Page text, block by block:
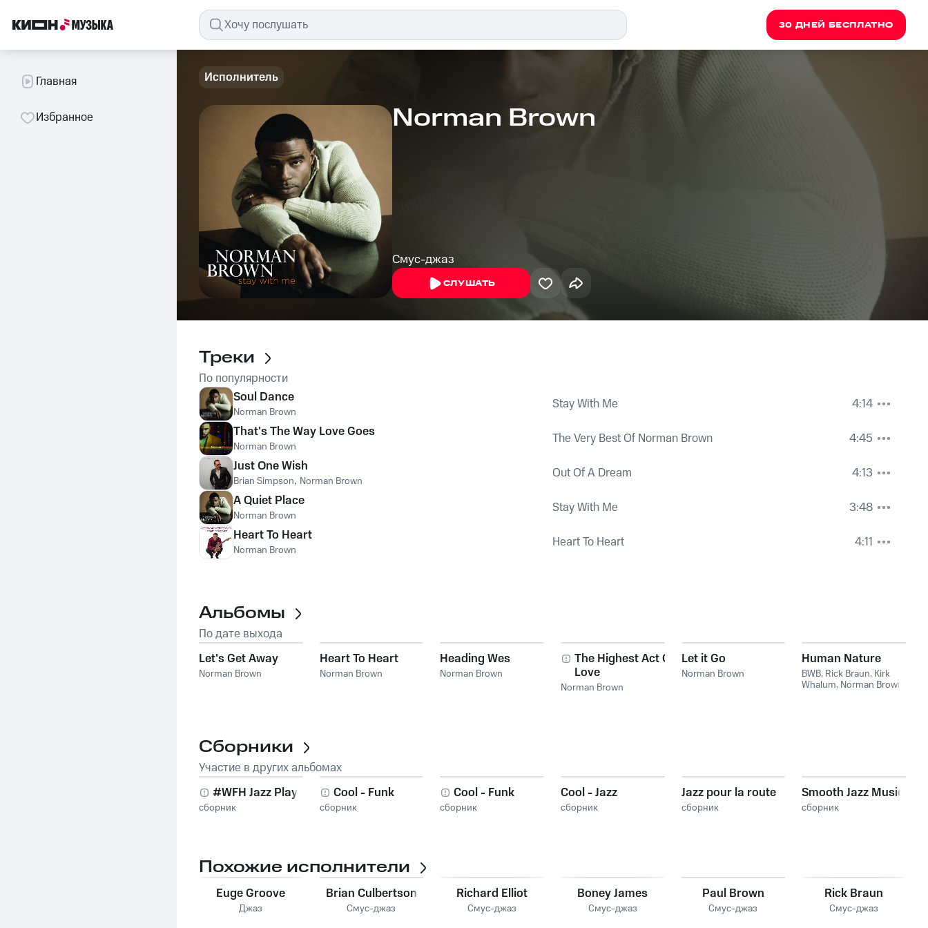
30 ДНЕЙ БЕСПЛАТНО
Главная
Избранное
Исполнитель
Norman Brown
Смус-джаз
СЛУШАТЬ
Треки
По популярности
Soul Dance
Norman Brown Stay With Me
4:14
That's The Way Love Goes
Norman Brown The Very Best Of Norman Brown
4:45
Just One Wish
Brian Simpson, Norman Brown Out Of A Dream
4:13
A Quiet Place
Norman Brown Stay With Me
3:48
Heart To Heart
Norman Brown Heart To Heart 4:11
Альбомы
По дате выхода
Let's Get Away
Norman Brown
Heart To Heart
Norman Brown
Heading Wes
Norman Brown
The Highest Act Of
Love
Norman Brown
Let it Go
Norman Brown
Human Nature
BWB, Rick Braun, Kirk
Whalum, Norman Brown
Сборники
Участие в других альбомах
#WFH Jazz Playlist
сборник
Cool - Funk
сборник
Cool - Funk
сборник
Cool - Jazz
сборник
Jazz pour la route
сборник
Smooth Jazz Music
сборник
Похожие исполнители
Euge Groove
Джаз
Brian Culbertson
Смус-джаз
Richard Elliot
Смус-джаз
Boney James
Смус-джаз
Paul Brown
Смус-джаз
Rick Braun
Смус-джаз